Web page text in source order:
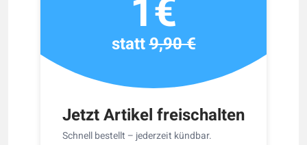
Jetzt Artikel freischalten
Schnell bestellt – jederzeit kündbar.
1€
statt9,90 €